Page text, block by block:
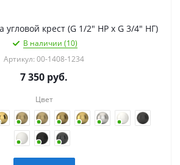
угловой крест (G 1/2" НР х G 3/4" НГ)
В наличии (10)
Артикул: 00-1408-1234
7 350 руб.
Цвет